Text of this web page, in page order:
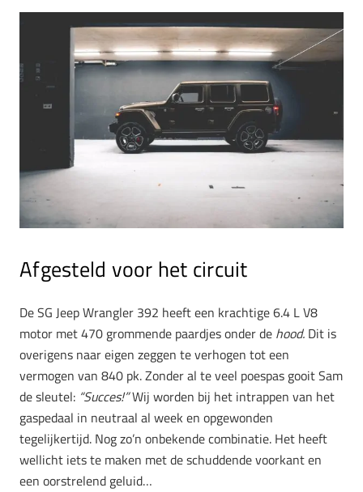
Afgesteld voor het circuit
De SG Jeep Wrangler 392 heeft een krachtige 6.4 L V8
motor met 470 grommende paardjes onder de hood. Dit is
overigens naar eigen zeggen te verhogen tot een
vermogen van 840 pk. Zonder al te veel poespas gooit Sam
de sleutel: “Succes!”Wij worden bij het intrappen van het
gaspedaal in neutraal al week en opgewonden
tegelijkertijd. Nog zo’n onbekende combinatie. Het heeft
wellicht iets te maken met de schuddende voorkant en
een oorstrelend geluid…